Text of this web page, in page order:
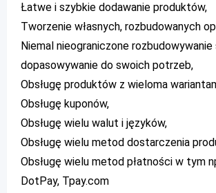
Łatwe i szybkie dodawanie produktów,
Tworzenie własnych, rozbudowanych
Niemal nieograniczone
dopasowywanie do swoich potrzeb,
Obsługę produktów z wieloma
Obsługę kuponów,
Obsługę wielu walut i języków,
Obsługę wielu metod dostarczenia
Obsługę wielu metod płatności w tym
DotPay, Tpay.com